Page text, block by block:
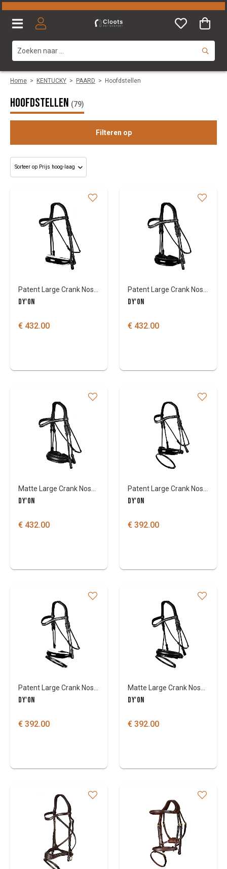
Home > KENTUCKY > PAARD > Hoofdstellen
Hoofdstellen (79)
Filteren op
Maat
DY'ON
€ 432.00
DY'ON
€ 432.00
DY'ON
€ 432.00
DY'ON
€ 392.00
DY'ON
€ 392.00
DY'ON
€ 392.00